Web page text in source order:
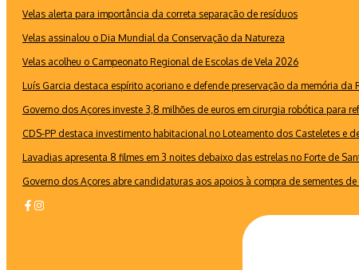
Velas alerta para importância da correta separação de resíduos
Velas assinalou o Dia Mundial da Conservação da Natureza
Velas acolheu o Campeonato Regional de Escolas de Vela 2026
Luís Garcia destaca espírito açoriano e defende preservação da memória da
Governo dos Açores investe 3,8 milhões de euros em cirurgia robótica para
CDS-PP destaca investimento habitacional no Loteamento dos Casteletes e
Lavadias apresenta 8 filmes em 3 noites debaixo das estrelas no Forte de
Governo dos Açores abre candidaturas aos apoios à compra de sementes